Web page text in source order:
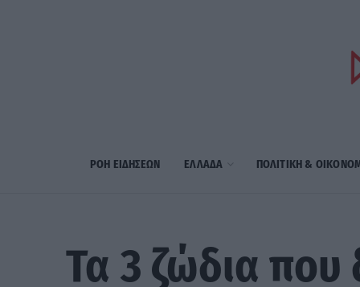
ΡΟΗ ΕΙΔΗΣΕΩΝ ΕΛΛΑΔΑ ΠΟΛΙΤΙΚΗ &
Τα 3 ζώδια που